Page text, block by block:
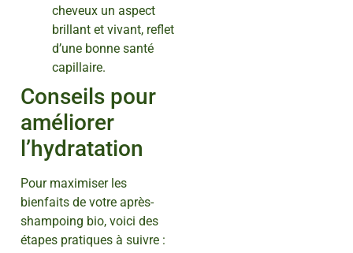
cheveux un aspect
brillant et vivant, reflet
d’une bonne santé
capillaire.
Conseils pour
améliorer
l’hydratation
Pour maximiser les
bienfaits de votre après-
shampoing bio, voici des
étapes pratiques à suivre :